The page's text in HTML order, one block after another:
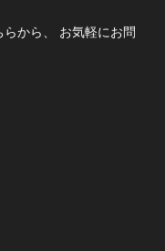
から、 お気軽にお問